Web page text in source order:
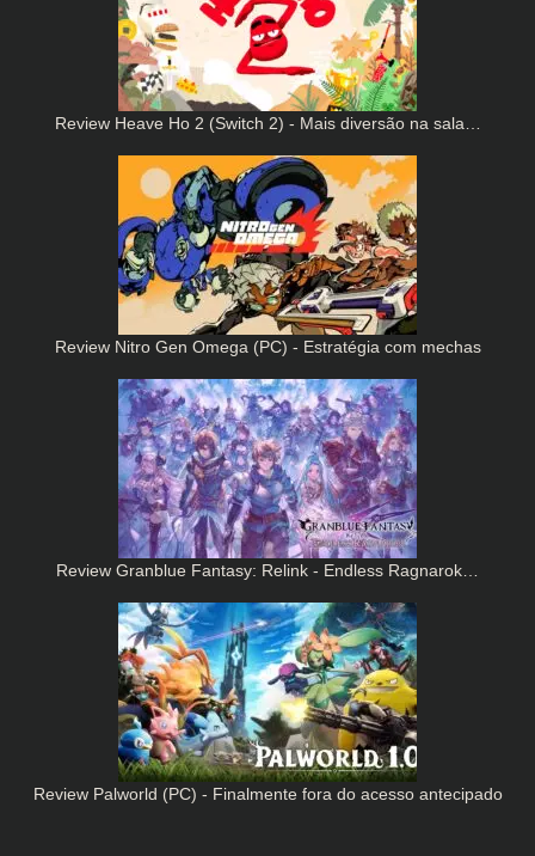
Review Heave Ho 2 (Switch 2) - Mais diversão na sala…
Review Nitro Gen Omega (PC) - Estratégia com mechas
Review Granblue Fantasy: Relink - Endless Ragnarok…
Review Palworld (PC) - Finalmente fora do acesso antecipado